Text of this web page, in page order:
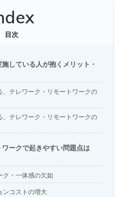
目次
している人が抱くメリット・
、テレワーク・リモートワークの
、テレワーク・リモートワークの
ークで起きやすい問題点は
ク・一体感の欠如
ンコストの増大